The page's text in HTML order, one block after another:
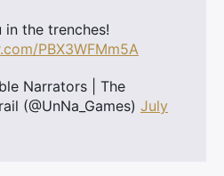
in the trenches!
PBX3WFMm5A
Narrators | The
(@UnNa_Games) July